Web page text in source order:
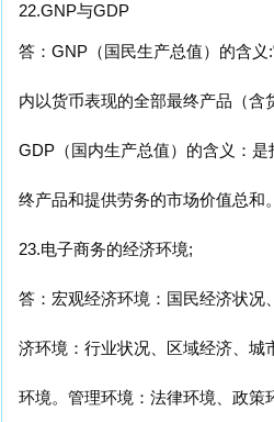
22.GNP与GDP
答：GNP（国民生产总值）的含义
内以货币表现的全部最终产品（含
GDP（国内生产总值）的含义：
终产品和提供劳务的市场价值总和
23.电子商务的经济环境;
答：宏观经济环境：国民经济状
济环境：行业状况、区域经济、
环境。管理环境：法律环境、政策